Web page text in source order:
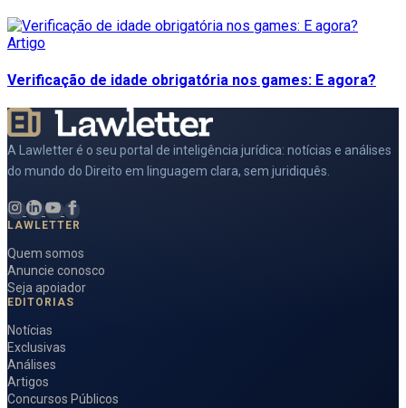
Artigo
Verificação de idade obrigatória nos games: E agora?
A Lawletter é o seu portal de inteligência jurídica: notícias e análises
do mundo do Direito em linguagem clara, sem juridiquês.
LAWLETTER
Quem somos
Anuncie conosco
Seja apoiador
EDITORIAS
Notícias
Exclusivas
Análises
Artigos
Concursos Públicos